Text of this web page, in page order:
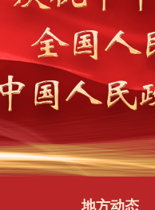
地方动态